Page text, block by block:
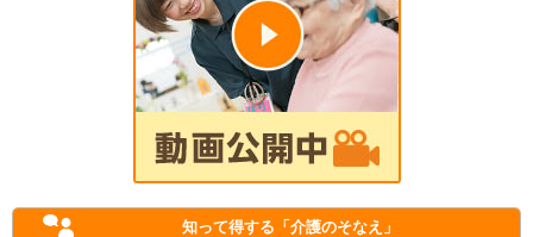
知って得する 「介護のそなえ」